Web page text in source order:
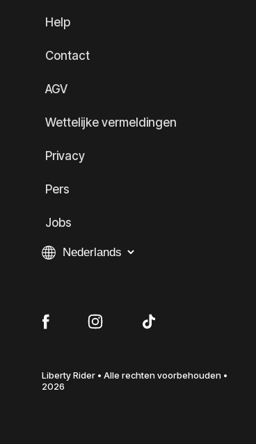
Help
Contact
AGV
Wettelijke vermeldingen
Privacy
Pers
Jobs
Liberty Rider • Alle rechten voorbehouden •
2026